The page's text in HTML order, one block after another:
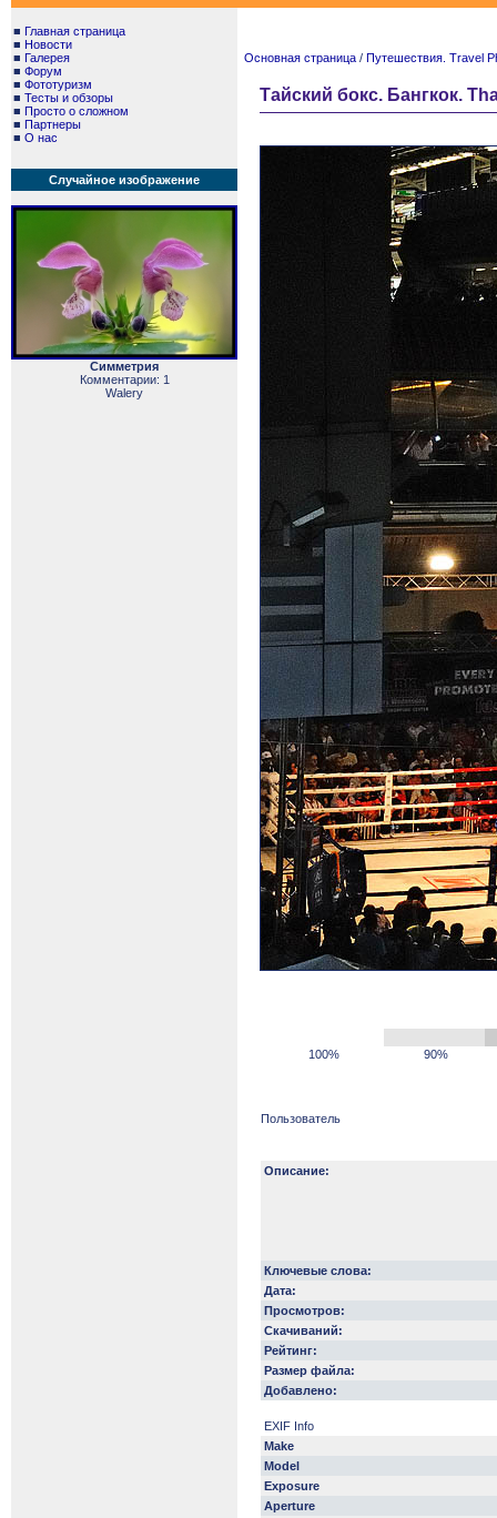
■ Главная страница
■ Новости
■ Галерея
■ Форум
■ Фототуризм
■ Тесты и обзоры
■ Просто о сложном
■ Партнеры
■ О нас
Случайное изображение
Симметрия
Комментарии: 1
Walery
Основная страница / Путешествия. Travel
Тайский бокс. Бангкок.
100% 90%
Пользователь
Описание:
Ключевые слова:
Дата:
Просмотров:
Скачиваний:
Рейтинг:
Размер файла:
Добавлено:
EXIF Info
Make
Model
Exposure
Aperture